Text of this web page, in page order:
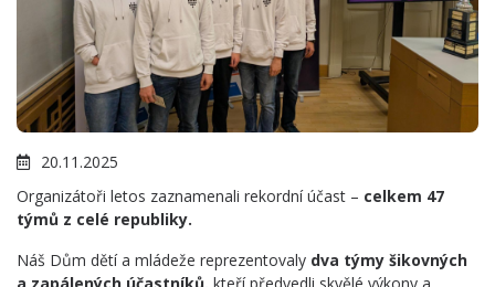
20.11.2025
Organizátoři letos zaznamenali rekordní účast – celkem 47
týmů z celé republiky.
Náš Dům dětí a mládeže reprezentovaly dva týmy šikovných